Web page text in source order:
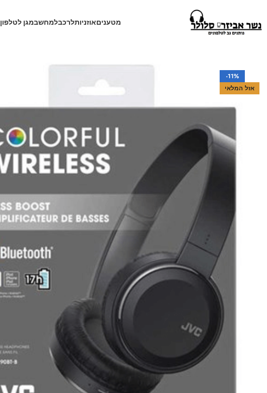
מטעניםאוזניותלרכבלמחשבמגן לטלפון
-11%
אזל המלאי